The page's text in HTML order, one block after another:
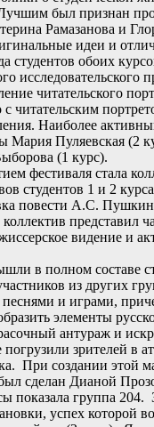
был признан
Рамазанова и
идеи и
студентов обоих
исследовательского
читательского
читательским
Наиболее
Мария Пуляевская (2
(1 курс).
фестиваля стала
студентов 1 и 2
повести А.С.
представил
видение и
в полном составе
из других
и играми,
элементы
антураж и
погрузили зрителей в
При создании этой
сделан Дианой
показала группа 204.
успех которой